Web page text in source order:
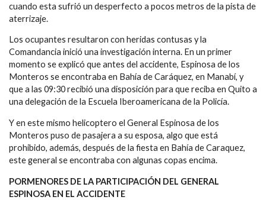
cuando esta sufrió un desperfecto a pocos metros de la pista de
aterrizaje.
Los ocupantes resultaron con heridas contusas y la
Comandancia inició una investigación interna. En un primer
momento se explicó que antes del accidente, Espinosa de los
Monteros se encontraba en Bahía de Caráquez, en Manabí, y
que a las 09:30 recibió una disposición para que reciba en Quito a
una delegación de la Escuela Iberoamericana de la Policía.
Y en este mismo helicoptero el General Espinosa de los
Monteros puso de pasajera a su esposa, algo que está
prohibido, además, después de la fiesta en Bahía de Caraquez,
este general se encontraba con algunas copas encima.
PORMENORES DE LA PARTICIPACIÓN DEL GENERAL
ESPINOSA EN EL ACCIDENTE